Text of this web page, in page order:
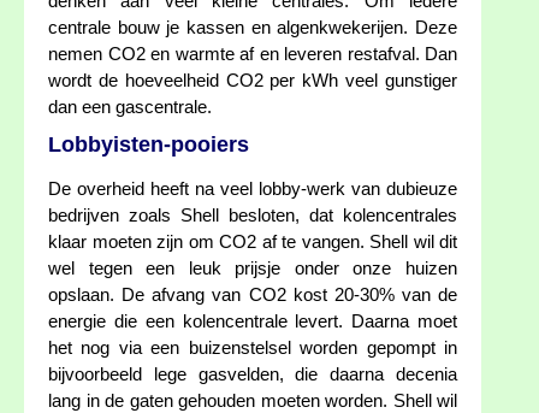
centrale bouw je kassen en algenkwekerijen. Deze
nemen CO2 en warmte af en leveren restafval. Dan
wordt de hoeveelheid CO2 per kWh veel gunstiger
dan een gascentrale.
Lobbyisten-pooiers
De overheid heeft na veel lobby-werk van dubieuze
bedrijven zoals Shell besloten, dat kolencentrales
klaar moeten zijn om CO2 af te vangen. Shell wil dit
wel tegen een leuk prijsje onder onze huizen
opslaan. De afvang van CO2 kost 20-30% van de
energie die een kolencentrale levert. Daarna moet
het nog via een buizenstelsel worden gepompt in
bijvoorbeeld lege gasvelden, die daarna decenia
lang in de gaten gehouden moeten worden. Shell wil